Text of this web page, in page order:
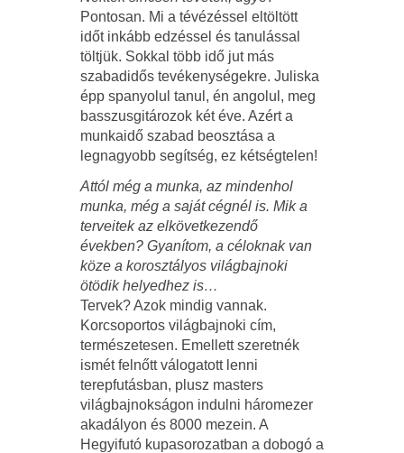
Pontosan. Mi a tévézéssel eltöltött
időt inkább edzéssel és tanulással
töltjük. Sokkal több idő jut más
szabadidős tevékenységekre. Juliska
épp spanyolul tanul, én angolul, meg
basszusgitározok két éve. Azért a
munkaidő szabad beosztása a
legnagyobb segítség, ez kétségtelen!
Attól még a munka, az mindenhol
munka, még a saját cégnél is. Mik a
terveitek az elkövetkezendő
években? Gyanítom, a céloknak van
köze a korosztályos világbajnoki
ötödik helyedhez is…
Tervek? Azok mindig vannak.
Korcsoportos világbajnoki cím,
természetesen. Emellett szeretnék
ismét felnőtt válogatott lenni
terepfutásban, plusz masters
világbajnokságon indulni háromezer
akadályon és 8000 mezein. A
Hegyifutó kupasorozatban a dobogó a